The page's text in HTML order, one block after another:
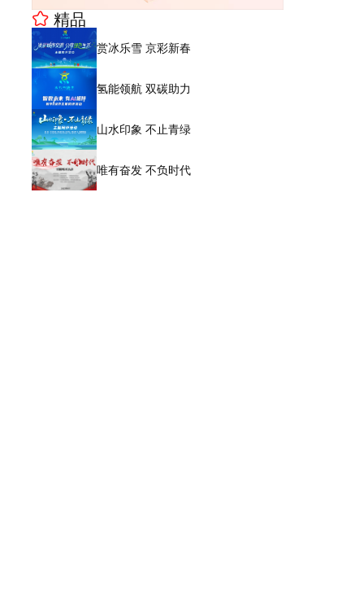
精品
赏冰乐雪 京彩新春
氢能领航 双碳助力
山水印象 不止青绿
唯有奋发 不负时代